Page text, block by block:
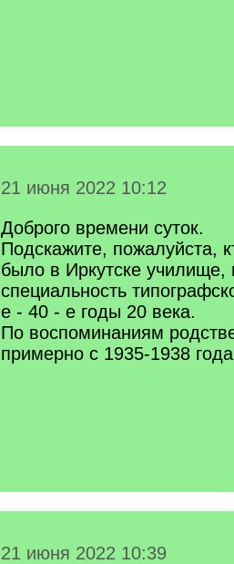
21 июня 2022 10:12
Доброго времени суток.
Подскажите, пожалуйста,
было в Иркутске училище,
специальность
е - 40 - е годы 20 века.
По воспоминаниям
примерно с 1935-1938
21 июня 2022 10:39